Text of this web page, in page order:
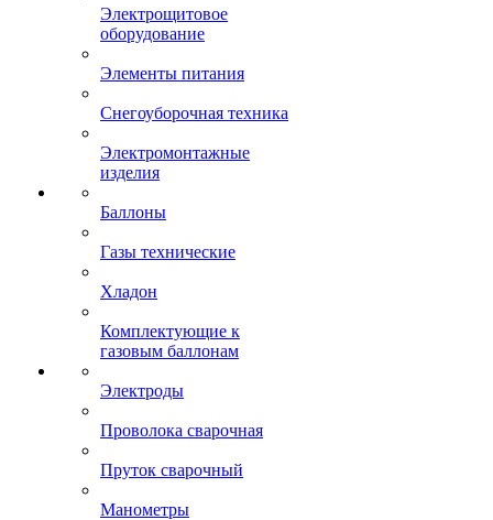
Электрощитовое
оборудование
Элементы питания
Снегоуборочная техника
Электромонтажные
изделия
Баллоны
Газы технические
Хладон
Комплектующие к
газовым баллонам
Электроды
Проволока сварочная
Пруток сварочный
Манометры